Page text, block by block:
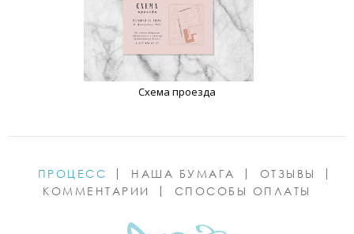
Схема проезда
ПРОЦЕСС НАША БУМАГА
ОТЗЫВЫ
КОММЕНТАРИИ
СПОСОБЫ ОПЛАТЫ